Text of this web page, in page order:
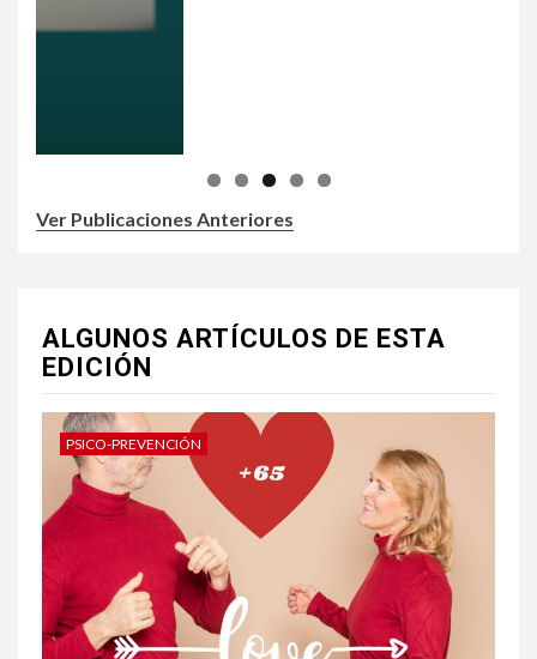
Ver Publicaciones Anteriores
ALGUNOS ARTÍCULOS DE ESTA
EDICIÓN
PSICO-PREVENCIÓN